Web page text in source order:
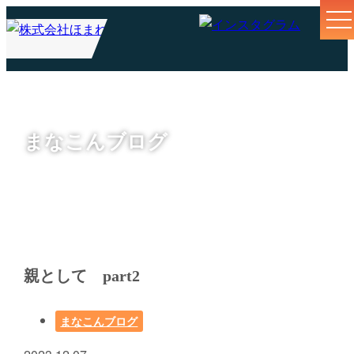
まなこんブログ
親として part2
まなこんブログ